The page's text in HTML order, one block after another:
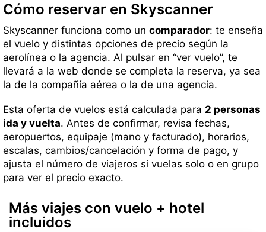
Cómo reservar en Skyscanner
Skyscanner funciona como un comparador: te enseña
el vuelo y distintas opciones de precio según la
aerolínea o la agencia. Al pulsar en “ver vuelo”, te
llevará a la web donde se completa la reserva, ya sea
la de la compañía aérea o la de una agencia.
Esta oferta de vuelos está calculada para 2 personas
ida y vuelta. Antes de confirmar, revisa fechas,
aeropuertos, equipaje (mano y facturado), horarios,
escalas, cambios/cancelación y forma de pago, y
ajusta el número de viajeros si vuelas solo o en grupo
para ver el precio exacto.
Más viajes con vuelo + hotel
incluidos